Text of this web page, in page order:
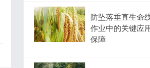
防坠落垂直生命
作业中的关键应
保障